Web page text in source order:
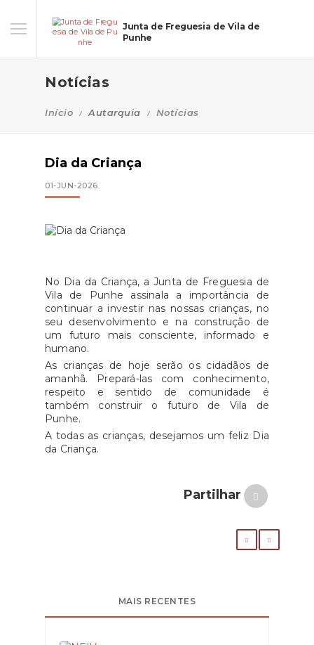
Junta de Freguesia de Vila de
Punhe
Notícias
Início Autarquia Notícias
Dia da Criança
01-JUN-2026
No Dia da Criança, a Junta de Freguesia de
Vila de Punhe assinala a importância de
continuar a investir nas nossas crianças, no
seu desenvolvimento e na construção de
um futuro mais consciente, informado e
humano.
As crianças de hoje serão os cidadãos de
amanhã. Prepará-las com conhecimento,
respeito e sentido de comunidade é
também construir o futuro de Vila de
Punhe.
A todas as crianças, desejamos um feliz Dia
da Criança.
Partilhar
MAIS RECENTES